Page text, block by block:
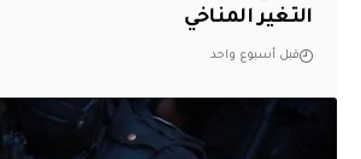
التغير المناخي
قبل أسبوع واحد